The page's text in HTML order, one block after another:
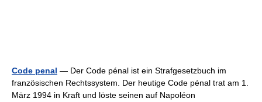
Code penal — Der Code pénal ist ein Strafgesetzbuch im
französischen Rechtssystem. Der heutige Code pénal trat am 1.
März 1994 in Kraft und löste seinen auf Napoléon